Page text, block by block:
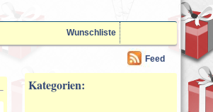
Wunschliste
Feed
Kategorien: